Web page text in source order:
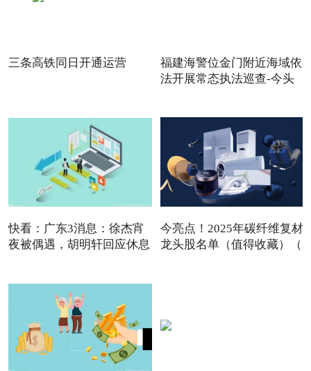
三条高铁同日开通运营
福建海警位金门附近海域依
法开展常态执法巡查-今头
快看：广东3消息：徐杰宵
夜被偶遇，胡明轩回应休息
今亮点！2025年碳纤维复材
龙头股名单（值得收藏）（